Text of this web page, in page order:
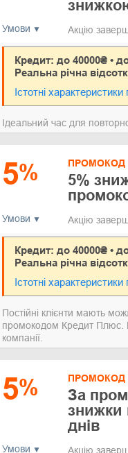
Умови Акцію
Кредит: до 40000₴ •
Реальна річна
Істотні характеристики
Ідеальний час для
5%
Умови
ПРОМОКОД
5%
Акцію
Кредит: до 40000₴ •
Реальна річна
Істотні характеристики
Постійні клієнти мають
промокодом Кредит Плюс.
компанії.
5%
Умови
ПРОМОКОД
За
знижки
днів
Акцію